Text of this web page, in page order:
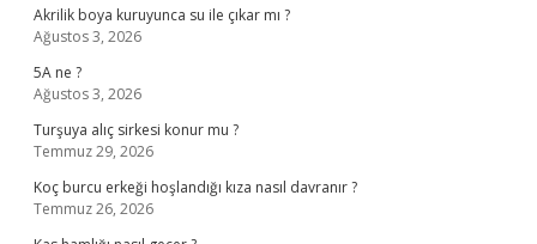
Akrilik boya kuruyunca su ile çıkar mı ?
Ağustos 3, 2026
5A ne ?
Ağustos 3, 2026
Turşuya alıç sirkesi konur mu ?
Temmuz 29, 2026
Koç burcu erkeği hoşlandığı kıza nasıl davranır ?
Temmuz 26, 2026